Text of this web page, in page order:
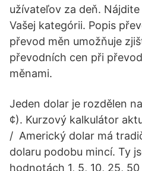
užívateľov za deň.
Vašej kategórii. Popis
převod měn umožňuje
převodních cen při
měnami.
Jeden dolar je rozdělen
¢). Kurzový kalkulátor
/ Americký dolar má
dolaru podobu mincí. Ty
hodnotách 1, 5, 10, 25,